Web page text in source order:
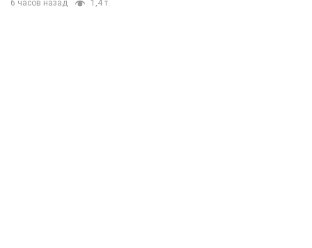
6 часов назад 1,4 т.